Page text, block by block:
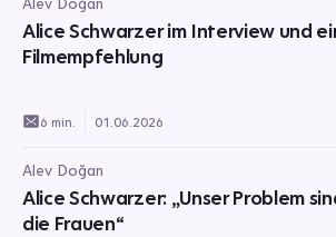
Alice Schwarzer im Interview und
Filmempfehlung
6 min. 01.06.2026
Alev Doğan
Alice Schwarzer: „Unser Problem
die Frauen“